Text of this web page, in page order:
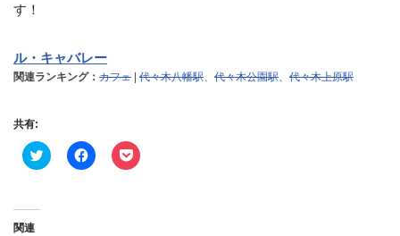
す！
ル・キャバレー
関連ランキング： カフェ | 代々木八幡駅、 代々木公園駅、 代々木上原駅
共有:
ク
リ
F
a
ク
リ
関連